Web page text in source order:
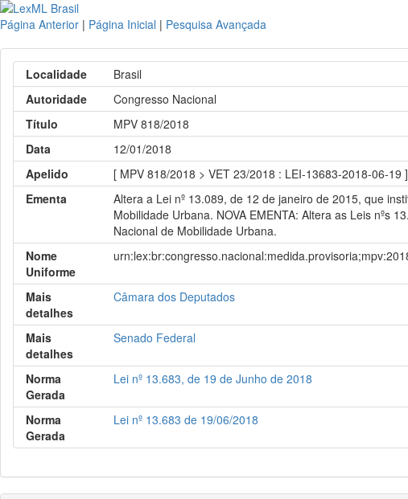
Página Anterior | Página Inicial | Pesquisa Avançada
Localidade
Brasil
Autoridade
Congresso Nacional
Título
MPV 818/2018
Data
12/01/2018
Apelido
[ MPV 818/2018 > VET 23/2018 : LEI-13683-2018-06-
Ementa
Altera a Lei nº 13.089, de 12 de janeiro de 2015, que
Mobilidade Urbana. NOVA EMENTA: Altera as Leis nºs
Nacional de Mobilidade Urbana.
Nome
Uniforme
Mais
detalhes
Câmara dos Deputados
Mais
detalhes
Senado Federal
Norma
Gerada
Lei nº 13.683, de 19 de Junho de 2018
Norma
Gerada
Lei nº 13.683 de 19/06/2018